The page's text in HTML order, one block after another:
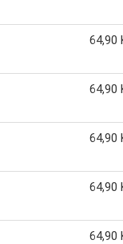
64,90
64,90
64,90
64,90
64,90